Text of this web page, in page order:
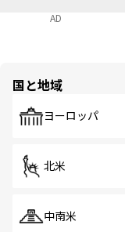
AD
国と地域
ヨーロッパ
北米
中南米